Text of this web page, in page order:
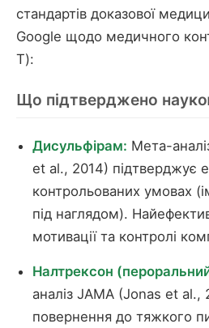
стандартів доказової
Google щодо медичного
T):
Що підтверджено
Дисульфірам: Мета-
et al., 2014) підтверджує
контрольованих умовах
під наглядом).
мотивації та контролі
Налтрексон
аналіз JAMA (Jonas et
повернення до тяжкого